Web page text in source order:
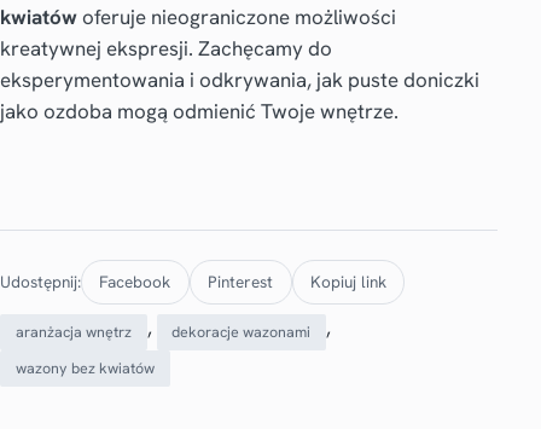
kwiatówoferuje nieograniczone możliwości
kreatywnej ekspresji. Zachęcamy do
eksperymentowania i odkrywania, jak puste doniczki
jako ozdoba mogą odmienić Twoje wnętrze.
Udostępnij: Facebook Pinterest Kopiuj link
aranżacja wnętrz , dekoracje wazonami ,
wazony bez kwiatów